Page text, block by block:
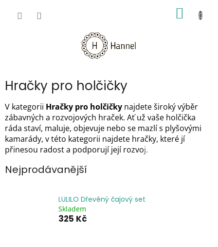
Hračky pro holčičky
V kategorii Hračky pro holčičky najdete široký výběr
zábavných a rozvojových hraček. Ať už vaše holčička
ráda staví, maluje, objevuje nebo se mazlí s plyšovými
kamarády, v této kategorii najdete hračky, které jí
přinesou radost a podporují její rozvoj.
Nejprodávanější
LULILO Dřevěný čajový set
Skladem
325 Kč